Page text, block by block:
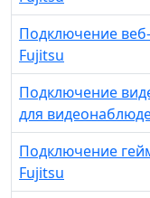
Подключение
Fujitsu
Подключение
для
Подключение
Fujitsu